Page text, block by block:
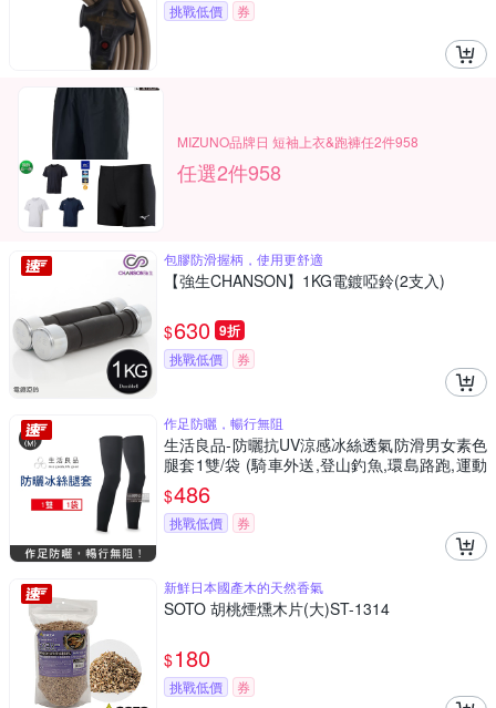
挑戰低價 券
MIZUNO品牌日 短袖上衣&跑褲任2件958
任選2件958
包膠防滑握柄，使用更舒適
【強生CHANSON】1KG電鍍啞鈴(2支入)
$630 9折
挑戰低價 券
作足防曬，暢行無阻
生活良品-防曬抗UV涼感冰絲透氣防滑男女素色
腿套1雙/袋 (騎車外送,登山釣魚,環島路跑,運動
內搭褲)
$486
挑戰低價 券
新鮮日本國產木的天然香氣
SOTO 胡桃煙燻木片(大)ST-1314
$180
挑戰低價 券